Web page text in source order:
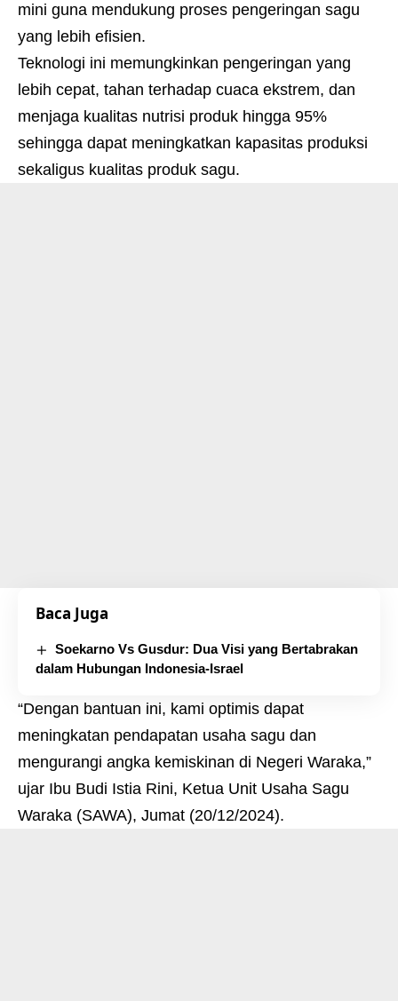
mini guna mendukung proses pengeringan sagu
yang lebih efisien.
Teknologi ini memungkinkan pengeringan yang
lebih cepat, tahan terhadap cuaca ekstrem, dan
menjaga kualitas nutrisi produk hingga 95%
sehingga dapat meningkatkan kapasitas produksi
sekaligus kualitas produk sagu.
Baca Juga
Soekarno Vs Gusdur: Dua Visi yang Bertabrakan
dalam Hubungan Indonesia-Israel
“Dengan bantuan ini, kami optimis dapat
meningkatan pendapatan usaha sagu dan
mengurangi angka kemiskinan di Negeri Waraka,”
ujar Ibu Budi Istia Rini, Ketua Unit Usaha Sagu
Waraka (SAWA), Jumat (20/12/2024).